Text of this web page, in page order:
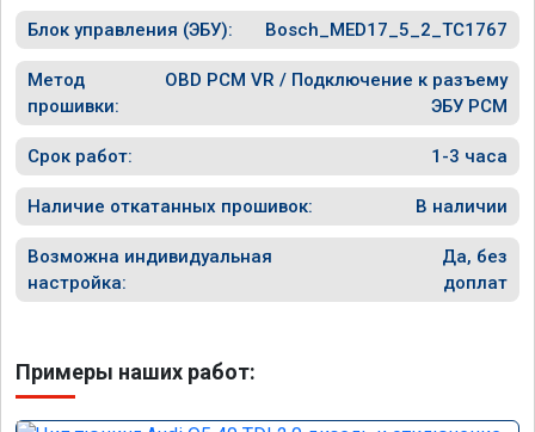
Блок управления (ЭБУ): Bosch_MED17_5_2_TC1767
Метод
прошивки:
OBD PCM VR / Подключение к разъему
ЭБУ PCM
Срок работ: 1-3 часа
Наличие откатанных прошивок: В наличии
Возможна индивидуальная
настройка:
Да, без
доплат
Примеры наших работ: